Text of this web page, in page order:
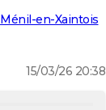
Ménil-en-Xaintois
15/03/26 20:38